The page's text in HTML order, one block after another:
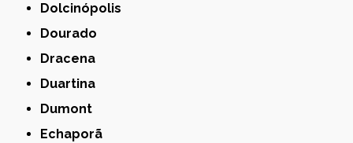
Dolcinópolis
Dourado
Dracena
Duartina
Dumont
Echaporã